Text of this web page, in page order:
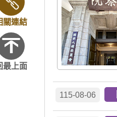
關連結
最上面
115-08-06